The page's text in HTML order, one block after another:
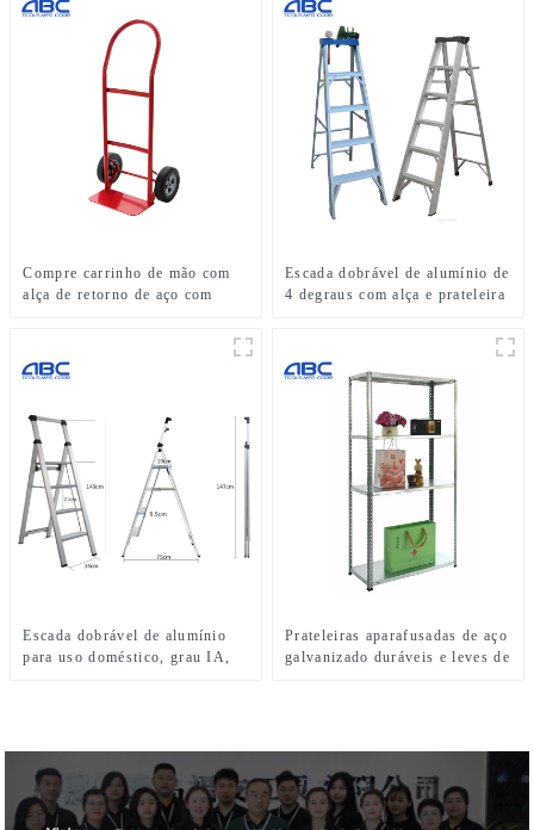
Compre carrinho de mão com
alça de retorno de aço com
armazém/acampamento/viagem/
mudança de casa
Escada dobrável de alumínio de
4 degraus com alça e prateleira
Escada dobrável de alumínio
para uso doméstico, grau IA,
Prateleiras aparafusadas de aço
galvanizado duráveis e leves de